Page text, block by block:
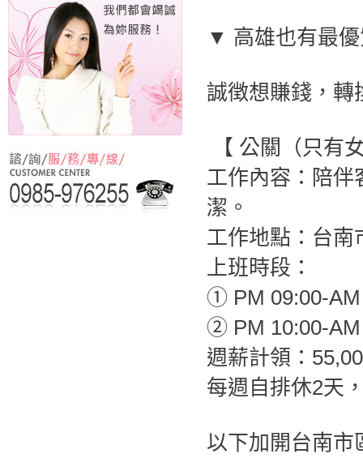
▼ 高雄也有最
誠徴想賺錢，轉
【 公關（只有
工作內容：陪伴
潔。
工作地點：台南
上班時段：
① PM 09:00-AM
② PM 10:00-AM
週薪計領：
每週自排休2天
以下加開台南市